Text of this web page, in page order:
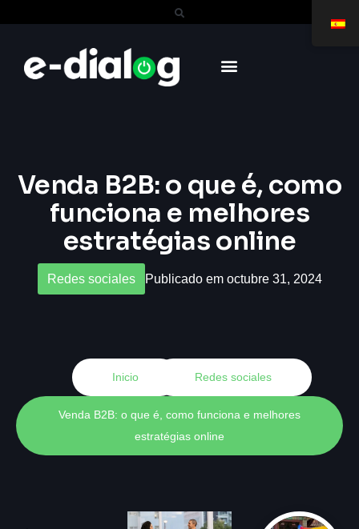
Venda B2B: o que é, como
funciona e melhores
estratégias online
Redes sociales Publicado em octubre 31, 2024
Inicio Redes sociales
Venda B2B: o que é, como funciona e melhores
estratégias online